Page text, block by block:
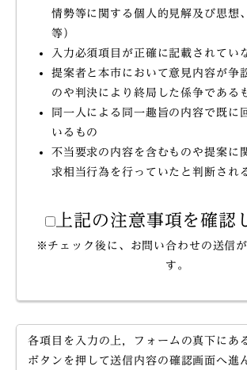
情勢等に関する個人的見解及び思想
等）
入力必須項目が正確に記載されてい
提案者と本市において意見内容が争
のや判決により終局した係争である
同一人による同一趣旨の内容で既に
いるもの
不当要求の内容を含むものや提案に
求相当行為を行っていたと判断され
上記の注意事項を確認
※チェック後に、お問い合わせの送信
す。
各項目を入力の上，フォームの真下にあ
ボタンを押して送信内容の確認画面へ進